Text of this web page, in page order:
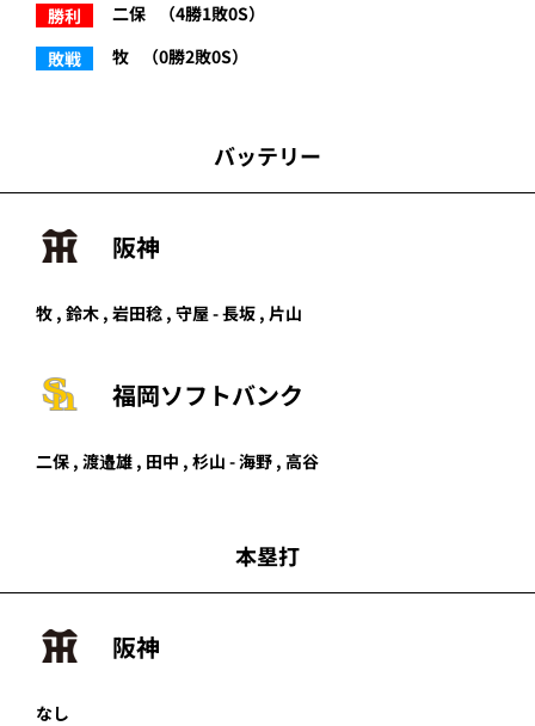
勝利 二保
（4勝1敗0S）
敗戦
牧 （0勝2敗0S）
バッテリー
阪神
牧 , 鈴木 , 岩田稔 , 守屋 - 長坂 , 片山
福岡ソフトバンク
二保 , 渡邉雄 , 田中 , 杉山 -海野 , 高谷
本塁打
阪神
なし